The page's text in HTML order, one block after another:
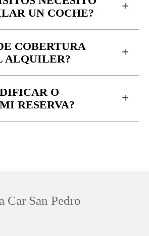
UN COCHE?
+
COBERTURA
ALQUILER?
+
O
RESERVA?
+